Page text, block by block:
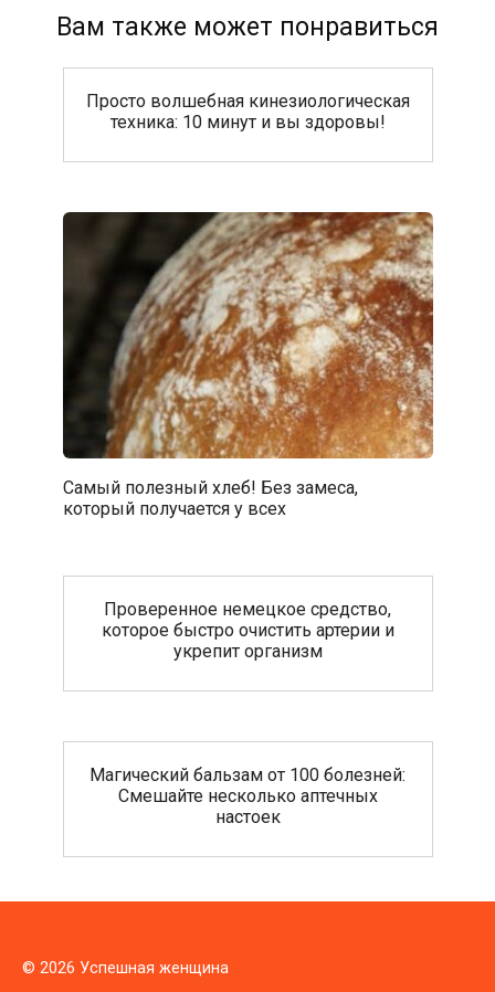
Вам также может понравиться
Просто волшебная кинезиологическая
техника: 10 минут и вы здоровы!
Самый полезный хлеб! Без замеса,
который получается у всех
Проверенное немецкое средство,
которое быстро очистить артерии и
укрепит организм
Магический бальзам от 100 болезней:
Смешайте несколько аптечных
настоек
© 2026 Успешная женщина